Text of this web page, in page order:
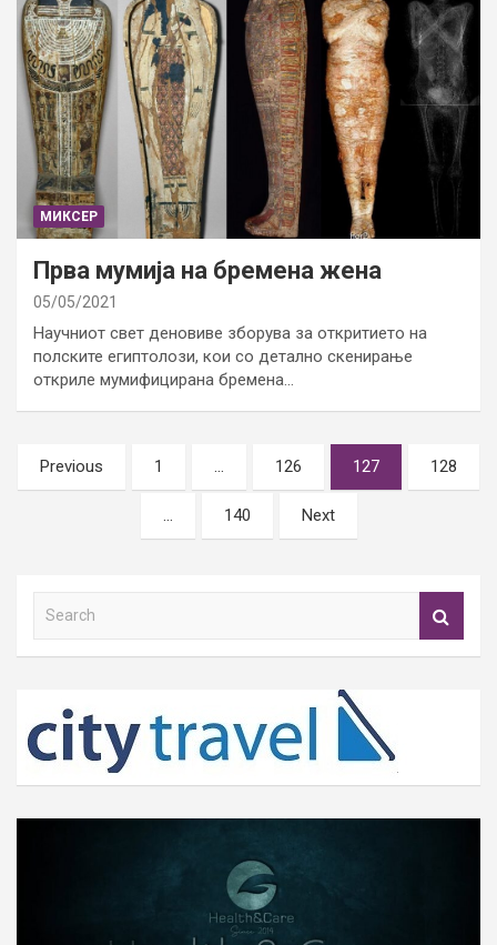
МИКСЕР
Прва мумија на бремена жена
05/05/2021
Научниот свет деновиве зборува за откритието на
полските египтолози, кои со детално скенирање
откриле мумифицирана бремена…
Posts
pagination
Previous 1 … 126 127 128
… 140 Next
h